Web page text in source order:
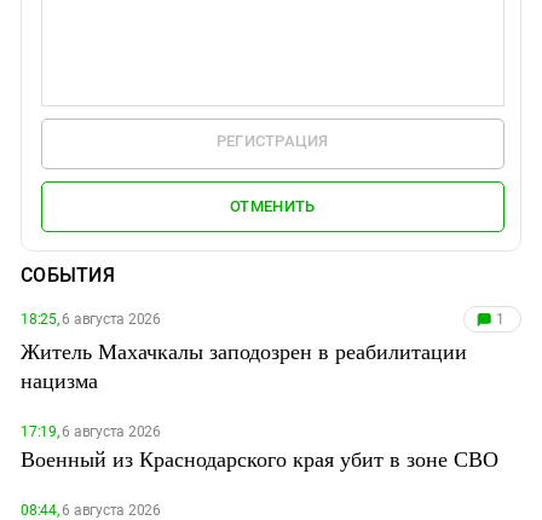
РЕГИСТРАЦИЯ
ОТМЕНИТЬ
СОБЫТИЯ
18:25,6 августа 2026 1
Житель Махачкалы заподозрен в реабилитации
нацизма
17:19,6 августа 2026
Военный из Краснодарского края убит в зоне СВО
08:44,6 августа 2026